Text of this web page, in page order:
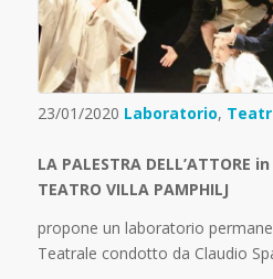
23/01/2020 Laboratorio,
LA PALESTRA
TEATRO VILLA PAMPHILJ
propone un laboratorio
Teatrale condotto da Claudio